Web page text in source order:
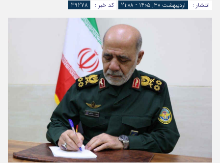
انتشار : اردیبهشت ۳۰, ۱۴۰۵ - 21:08 کد خبر : 39278